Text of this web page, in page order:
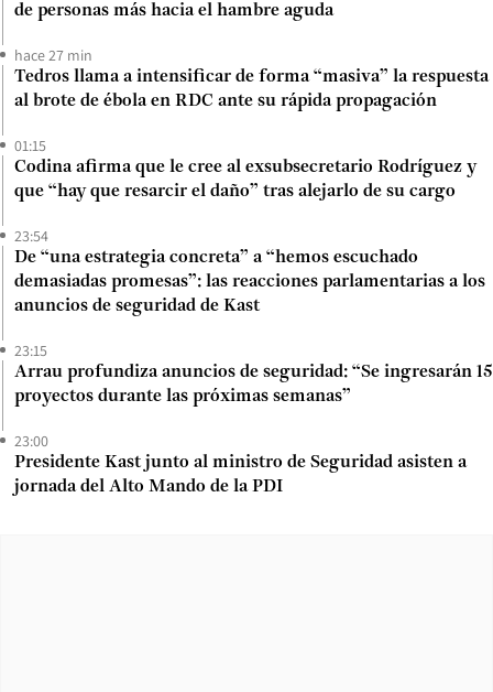
de personas más hacia el hambre aguda
hace 27 min
Tedros llama a intensificar de forma “masiva” la respuesta
al brote de ébola en RDC ante su rápida propagación
01:15
Codina afirma que le cree al exsubsecretario Rodríguez y
que “hay que resarcir el daño” tras alejarlo de su cargo
23:54
De “una estrategia concreta” a “hemos escuchado
demasiadas promesas”: las reacciones parlamentarias a los
anuncios de seguridad de Kast
23:15
Arrau profundiza anuncios de seguridad: “Se ingresarán 15
proyectos durante las próximas semanas”
23:00
Presidente Kast junto al ministro de Seguridad asisten a
jornada del Alto Mando de la PDI